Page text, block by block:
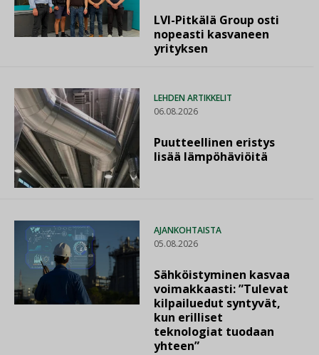
LVI-Pitkälä Group osti
nopeasti kasvaneen
yrityksen
LEHDEN ARTIKKELIT
06.08.2026
Puutteellinen eristys
lisää lämpöhäviöitä
AJANKOHTAISTA
05.08.2026
Sähköistyminen kasvaa
voimakkaasti: ”Tulevat
kilpailuedut syntyvät,
kun erilliset
teknologiat tuodaan
yhteen”